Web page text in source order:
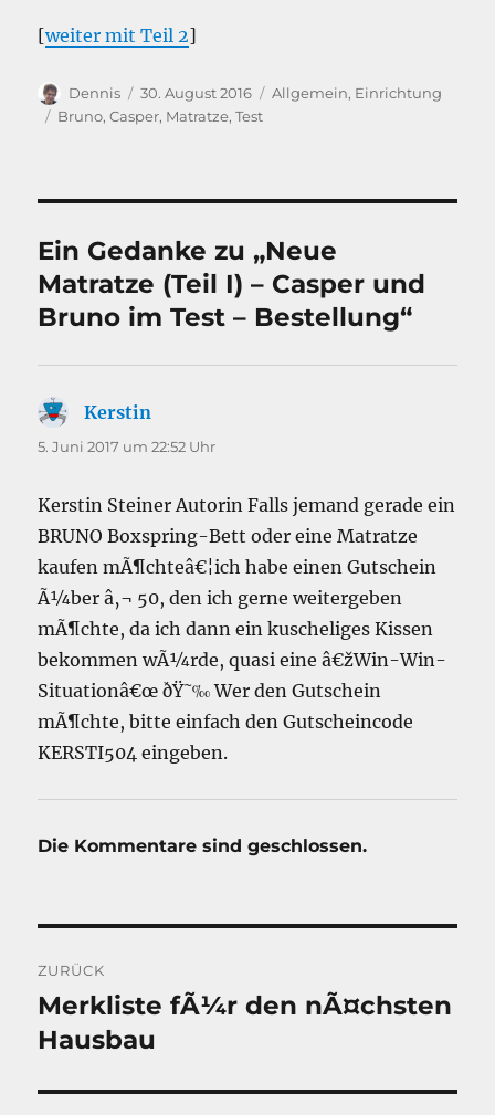
[weiter mit Teil 2]
Autor
Dennis
Veröffentlicht
am
30. August 2016 Kategorien
Allgemein, Einrichtung
Schlagwörter
Bruno,Casper, Matratze,Test
Ein Gedanke zu „Neue
Matratze (Teil I) – Casper und
Bruno im Test – Bestellung“
Kerstin
5. Juni 2017 um 22:52 Uhr
Kerstin Steiner Autorin Falls jemand gerade ein
BRUNO Boxspring-Bett oder eine Matratze
kaufen mÃ¶chteâ€¦ich habe einen Gutschein
Ã¼ber â‚¬ 50, den ich gerne weitergeben
mÃ¶chte, da ich dann ein kuscheliges Kissen
bekommen wÃ¼rde, quasi eine â€žWin-Win-
Situationâ€œ ðŸ˜‰ Wer den Gutschein
mÃ¶chte, bitte einfach den Gutscheincode
KERSTI504 eingeben.
Die Kommentare sind geschlossen.
ZURÜCK
Vorheriger
Beitrag:
Merkliste fÃ¼r den nÃ¤chsten
Hausbau